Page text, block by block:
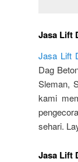
Jasa Lift
Jasa Lift
Dag
Sleman,
kami
sehari.
Jasa Lift